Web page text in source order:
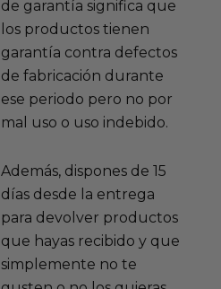
de garantía significa que
los productos tienen
garantía contra defectos
de fabricación durante
ese periodo pero no por
mal uso o uso indebido.
Además, dispones de 15
días desde la entrega
para devolver productos
que hayas recibido y que
simplemente no te